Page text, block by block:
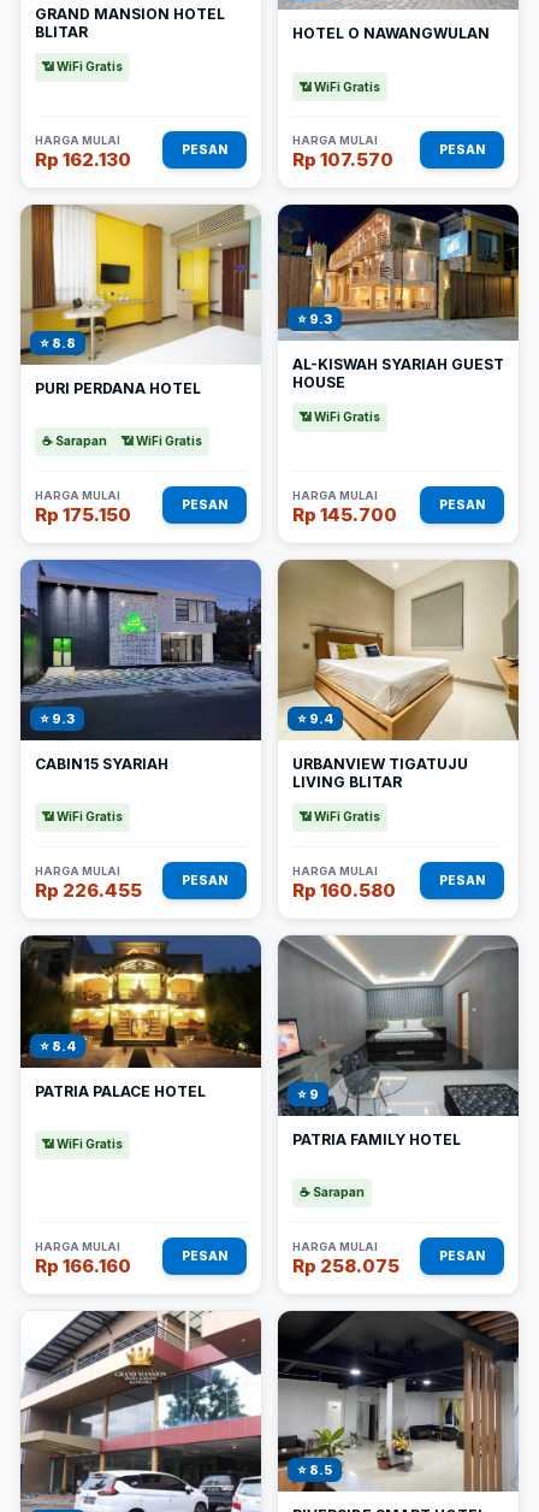
GRAND MANSION HOTEL
BLITAR
📶 WiFi Gratis
HARGA MULAI
Rp 162.130 PESAN
HOTEL O NAWANGWULAN
📶 WiFi Gratis
HARGA MULAI
Rp 107.570 PESAN
⭐ 8.8
PURI PERDANA HOTEL
☕ Sarapan 📶 WiFi Gratis
HARGA MULAI
Rp 175.150 PESAN
⭐ 9.3
AL-KISWAH SYARIAH GUEST
HOUSE
📶 WiFi Gratis
HARGA MULAI
Rp 145.700 PESAN
⭐ 9.3
CABIN15 SYARIAH
📶 WiFi Gratis
HARGA MULAI
Rp 226.455 PESAN
⭐ 9.4
URBANVIEW TIGATUJU
LIVING BLITAR
📶 WiFi Gratis
HARGA MULAI
Rp 160.580 PESAN
⭐ 8.4
PATRIA PALACE HOTEL
📶 WiFi Gratis
HARGA MULAI
Rp 166.160 PESAN
⭐ 9
PATRIA FAMILY HOTEL
☕ Sarapan
HARGA MULAI
Rp 258.075 PESAN
⭐ 8.5